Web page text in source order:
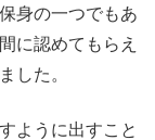
身の一つでもあ
に認めてもらえ
した。
ように出すこと